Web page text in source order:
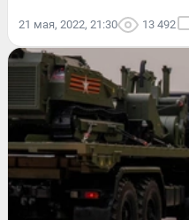
21 мая, 2022, 21:30 13 492